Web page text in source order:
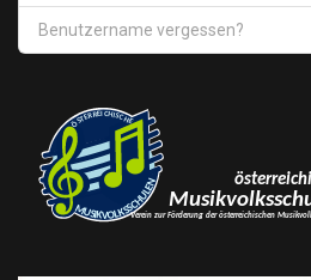
Benutzername vergessen?